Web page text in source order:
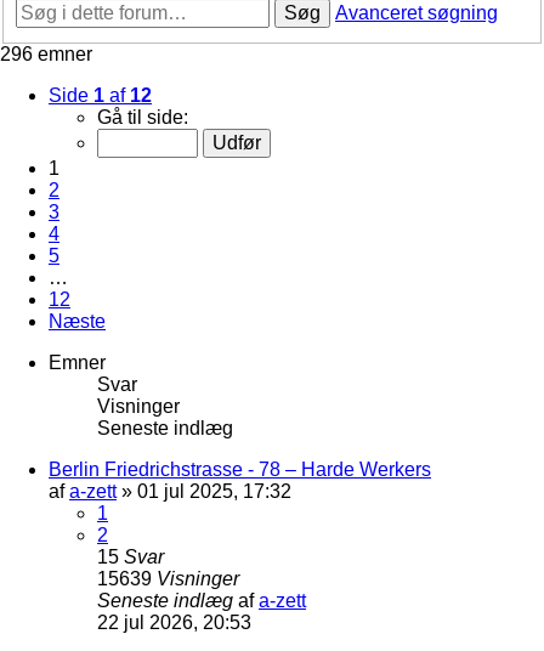
Søg
Avanceret søgning
296 emner
Side 1 af 12
Gå til side:
1
2
3
4
5
…
12
Næste
Emner
Svar
Visninger
Seneste indlæg
Berlin Friedrichstrasse - 78 – Harde Werkers
afa-zett» 01 jul 2025, 17:32
1
2
15 Svar
15639 Visninger
Seneste indlæg afa-zett
22 jul 2026, 20:53